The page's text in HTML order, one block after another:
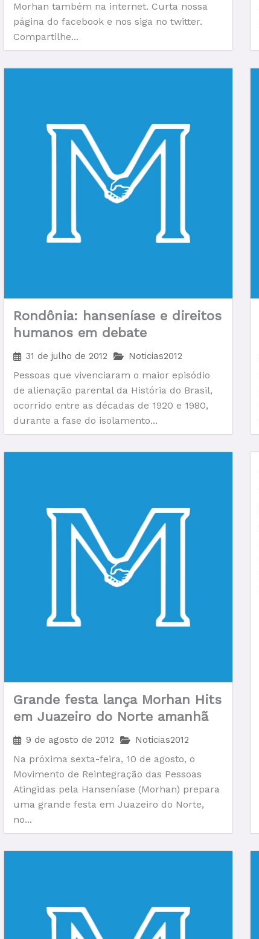
Morhan também na internet. Curta nossa
página do facebook e nos siga no twitter.
Compartilhe...
Rondônia: hanseníase e direitos
humanos em debate
31 de julho de 2012 Noticias2012
Pessoas que vivenciaram o maior episódio
de alienação parental da História do Brasil,
ocorrido entre as décadas de 1920 e 1980,
durante a fase do isolamento...
Grande festa lança Morhan Hits
em Juazeiro do Norte amanhã
9 de agosto de 2012 Noticias2012
Na próxima sexta-feira, 10 de agosto, o
Movimento de Reintegração das Pessoas
Atingidas pela Hanseníase (Morhan) prepara
uma grande festa em Juazeiro do Norte,
no...